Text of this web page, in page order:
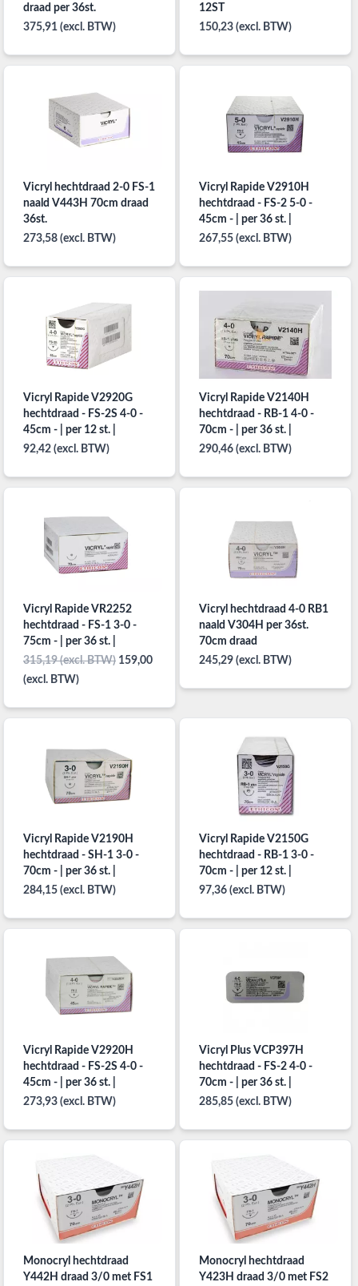
draad per 36st.
375,91 (excl. BTW)
12ST
150,23 (excl. BTW)
Vicryl hechtdraad 2-0 FS-1
naald V443H 70cm draad
36st.
273,58 (excl. BTW)
Vicryl Rapide V2910H
hechtdraad - FS-2 5-0 -
45cm - | per 36 st. |
267,55 (excl. BTW)
Vicryl Rapide V2920G
hechtdraad - FS-2S 4-0 -
45cm - | per 12 st. |
92,42 (excl. BTW)
Vicryl Rapide V2140H
hechtdraad - RB-1 4-0 -
70cm - | per 36 st. |
290,46 (excl. BTW)
Vicryl Rapide VR2252
hechtdraad - FS-1 3-0 -
75cm - | per 36 st. |
315,19 (excl. BTW) 159,00
(excl. BTW)
Vicryl hechtdraad 4-0 RB1
naald V304H per 36st.
70cm draad
245,29 (excl. BTW)
Vicryl Rapide V2190H
hechtdraad - SH-1 3-0 -
70cm - | per 36 st. |
284,15 (excl. BTW)
Vicryl Rapide V2150G
hechtdraad - RB-1 3-0 -
70cm - | per 12 st. |
97,36 (excl. BTW)
Vicryl Rapide V2920H
hechtdraad - FS-2S 4-0 -
45cm - | per 36 st. |
273,93 (excl. BTW)
Vicryl Plus VCP397H
hechtdraad - FS-2 4-0 -
70cm - | per 36 st. |
285,85 (excl. BTW)
Monocryl hechtdraad
Y442H draad 3/0 met FS1
Monocryl hechtdraad
Y423H draad 3/0 met FS2